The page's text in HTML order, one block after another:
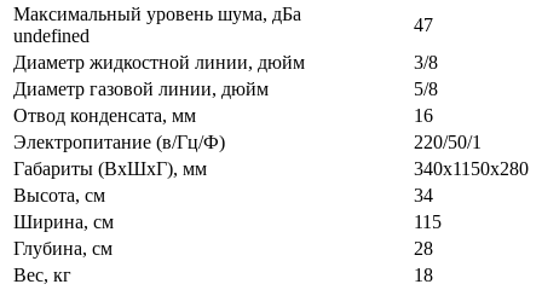
Максимальный уровень шума, дБа
undefined
47
Диаметр жидкостной линии, дюйм
3/8
Диаметр газовой линии, дюйм
5/8
Отвод конденсата, мм
16
Электропитание (в/Гц/Ф)
220/50/1
Габариты (ВxШxГ), мм
340х1150x280
Высота, см
34
Ширина, см
115
Глубина, см
28
Вес, кг
18